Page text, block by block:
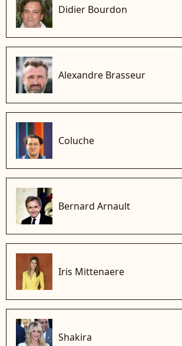
Didier Bourdon
Alexandre Brasseur
Coluche
Bernard Arnault
Iris Mittenaere
Shakira